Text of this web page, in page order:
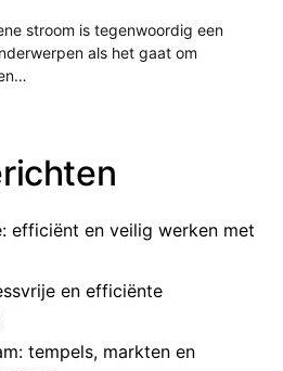
stroom is tegenwoordig een
als het gaat om
efficiënt en veilig werken met
en efficiënte
tempels, markten en